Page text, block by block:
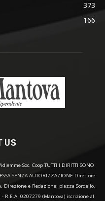
373
166
US
Soc. Coop TUTTI I DIRITTI SONO
SENZA AUTORIZZAZIONE Direttore
e Redazione: piazza Sordello,
R.E.A. 0207279 (Mantova) iscrizione al